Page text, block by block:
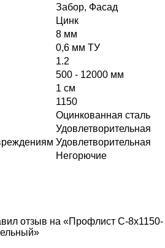
Забор, Фасад
Цинк
8 мм
0,6 мм ТУ
1.2
500 - 12000 мм
1 см
1150
Оцинкованная сталь
Удовлетворительная
Удовлетворительная
Негорючие
отзыв на «Профлист С-8х1150-